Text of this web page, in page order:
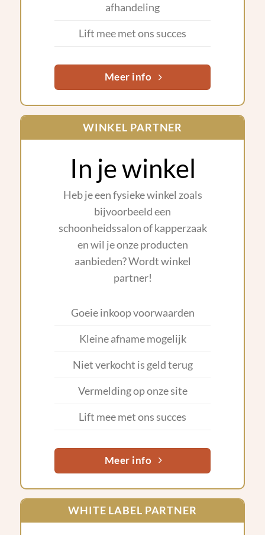
afhandeling
Lift mee met ons succes
Meer info
WINKEL PARTNER
In je winkel
Heb je een fysieke winkel zoals
bijvoorbeeld een
schoonheidssalon of kapperzaak
en wil je onze producten
aanbieden? Wordt winkel
partner!
Goeie inkoop voorwaarden
Kleine afname mogelijk
Niet verkocht is geld terug
Vermelding op onze site
Lift mee met ons succes
Meer info
WHITE LABEL PARTNER